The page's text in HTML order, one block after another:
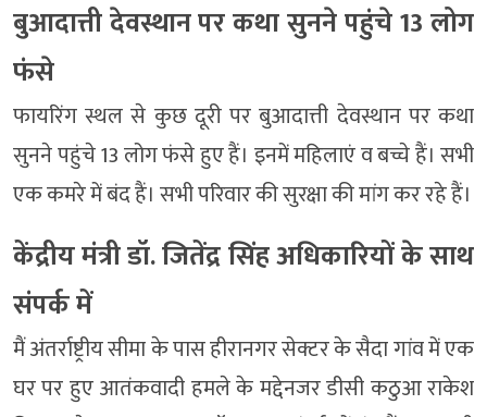
बुआदात्ती देवस्थान पर कथा सुनने पहुंचे 13 लोग
फंसे
फायरिंग स्थल से कुछ दूरी पर बुआदात्ती देवस्थान पर कथा
सुनने पहुंचे 13 लोग फंसे हुए हैं। इनमें महिलाएं व बच्चे हैं। सभी
एक कमरे में बंद हैं। सभी परिवार की सुरक्षा की मांग कर रहे हैं।
केंद्रीय मंत्री डॉ. जितेंद्र सिंह अधिकारियों के साथ
संपर्क में
मैं अंतर्राष्ट्रीय सीमा के पास हीरानगर सेक्टर के सैदा गांव में एक
घर पर हुए आतंकवादी हमले के मद्देनजर डीसी कठुआ राकेश